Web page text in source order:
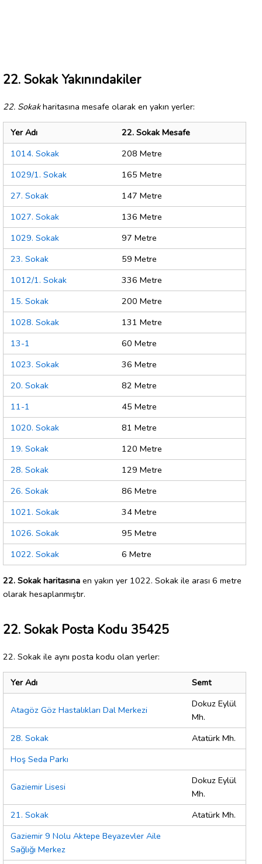
22. Sokak Yakınındakiler
22. Sokakharitasına mesafe olarak en yakın yerler:
Yer Adı
22. Sokak Mesafe
1014. Sokak
208 Metre
1029/1. Sokak
165 Metre
27. Sokak
147 Metre
1027. Sokak
136 Metre
1029. Sokak
97 Metre
23. Sokak
59 Metre
1012/1. Sokak
336 Metre
15. Sokak
200 Metre
1028. Sokak
131 Metre
13-1
60 Metre
1023. Sokak
36 Metre
20. Sokak
82 Metre
11-1
45 Metre
1020. Sokak
81 Metre
19. Sokak
120 Metre
28. Sokak
129 Metre
26. Sokak
86 Metre
1021. Sokak
34 Metre
1026. Sokak
95 Metre
1022. Sokak
6 Metre
22. Sokak haritasına en yakın yer 1022. Sokak ile arası 6 metre
olarak hesaplanmıştır.
22. Sokak Posta Kodu 35425
22. Sokak ile aynı posta kodu olan yerler:
Yer Adı Semt
Atagöz Göz Hastalıkları Dal Merkezi
Dokuz Eylül
Mh.
28. Sokak
Atatürk Mh.
Hoş Seda Parkı
Gaziemir Lisesi
Dokuz Eylül
Mh.
21. Sokak
Atatürk Mh.
Gaziemir 9 Nolu Aktepe Beyazevler Aile
Sağlığı Merkez